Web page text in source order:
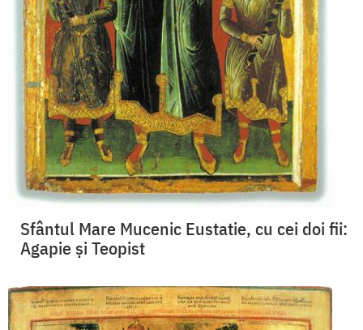
Sfântul Mare Mucenic Eustatie, cu cei doi fii:
Agapie și Teopist